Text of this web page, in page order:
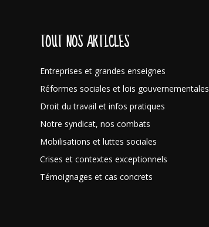
TOUT NOS ARTICLES
Entreprises et grandes enseignes
Réformes sociales et lois gouvernementales
Droit du travail et infos pratiques
Notre syndicat, nos combats
Mobilisations et luttes sociales
Crises et contextes exceptionnels
Témoignages et cas concrets